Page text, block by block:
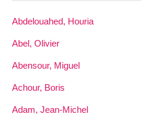
Abdelouahed, Houria
Abel, Olivier
Abensour, Miguel
Achour, Boris
Adam, Jean-Michel